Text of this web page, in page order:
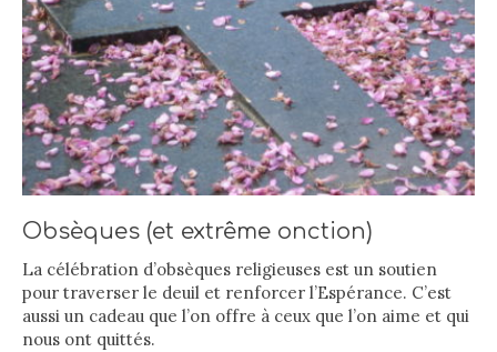
Obsèques (et extrême onction)
La célébration d’obsèques religieuses est un soutien
pour traverser le deuil et renforcer l’Espérance. C’est
aussi un cadeau que l’on offre à ceux que l’on aime et qui
nous ont quittés.